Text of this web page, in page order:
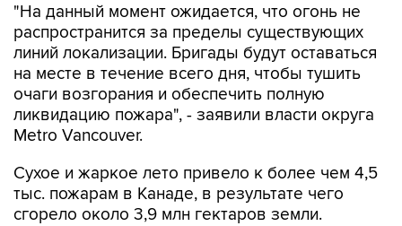
"На данный момент ожидается, что огонь не
распространится за пределы существующих
линий локализации. Бригады будут оставаться
на месте в течение всего дня, чтобы тушить
очаги возгорания и обеспечить полную
ликвидацию пожара", - заявили власти округа
Metro Vancouver.
Сухое и жаркое лето привело к более чем 4,5
тыс. пожарам в Канаде, в результате чего
сгорело около 3,9 млн гектаров земли.